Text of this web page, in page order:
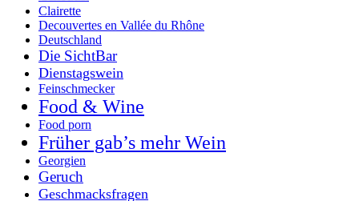
Clairette
Decouvertes en Vallée du Rhône
Deutschland
Die SichtBar
Dienstagswein
Feinschmecker
Food & Wine
Food porn
Früher gab’s mehr Wein
Georgien
Geruch
Geschmacksfragen